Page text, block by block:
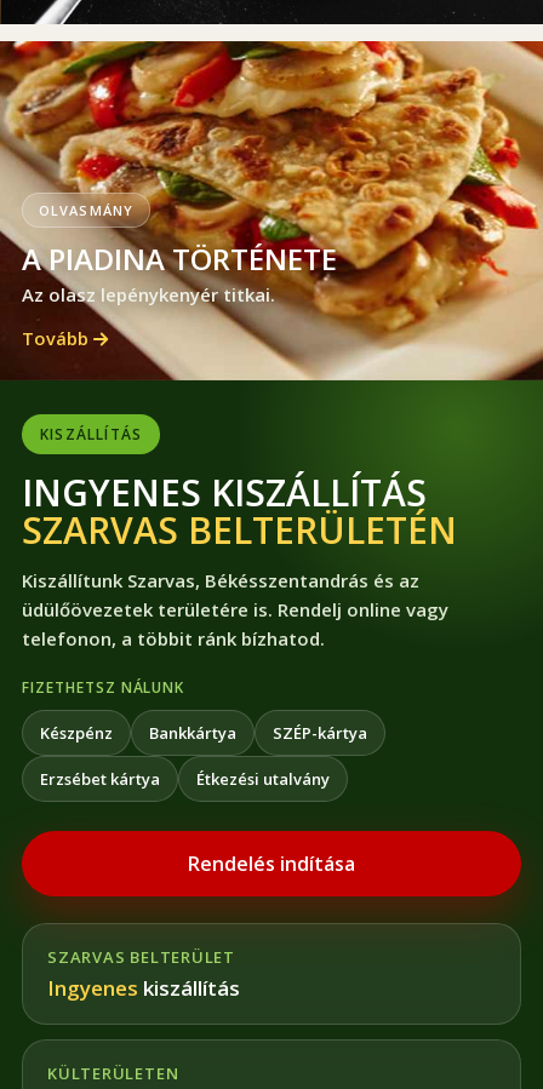
OLVASMÁNY
A PIADINA TÖRTÉNETE
Az olasz lepénykenyér titkai.
Tovább
KISZÁLLÍTÁS
INGYENES KISZÁLLÍTÁS
SZARVAS BELTERÜLETÉN
Kiszállítunk Szarvas, Békésszentandrás és az
üdülőövezetek területére is. Rendelj online vagy
telefonon, a többit ránk bízhatod.
FIZETHETSZ NÁLUNK
Készpénz Bankkártya SZÉP-kártya
Erzsébet kártya Étkezési utalvány
Rendelés indítása
SZARVAS BELTERÜLET
Ingyenes kiszállítás
KÜLTERÜLETEN